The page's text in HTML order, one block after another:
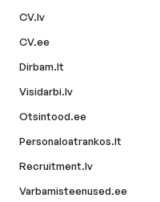
CV.lv
CV.ee
Dirbam.lt
Visidarbi.lv
Otsintood.ee
Personaloatrankos.lt
Recruitment.lv
Varbamisteenused.ee